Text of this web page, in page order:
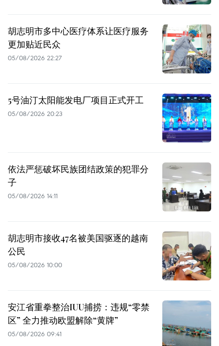
胡志明市多中心医疗体系让医疗服务
更加贴近民众
05/08/2026 22:27
5号油汀太阳能发电厂项目正式开工
05/08/2026 20:23
依法严惩破坏民族团结政策的犯罪分
子
05/08/2026 14:11
胡志明市接收47名被美国驱逐的越南
公民
05/08/2026 10:00
安江省重拳整治IUU捕捞：违规“零禁
区” 全力推动欧盟解除“黄牌”
05/08/2026 09:41